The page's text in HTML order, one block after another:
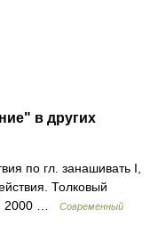
в других
по гл. занашивать I,
Толковый
2000 …
Современный